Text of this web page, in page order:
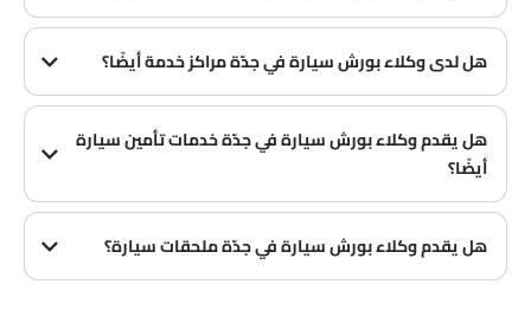
هل لدى وكلاء بورش سيارة في جدّة مراكز خدمة أيضًا؟
هل يقدم وكلاء بورش سيارة في جدّة خدمات تأمين سيارة
أيضًا؟
هل يقدم وكلاء بورش سيارة في جدّة ملحقات سيارة؟